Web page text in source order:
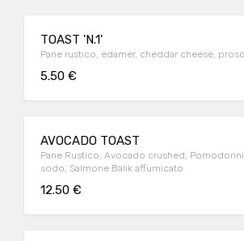
TOAST 'N.1'
Pane rustico, edamer, cheddar cheese,
5.50 €
AVOCADO TOAST
Pane Rustico, Avocado crushed,
sodo, Salmone Balik affumicato
12.50 €